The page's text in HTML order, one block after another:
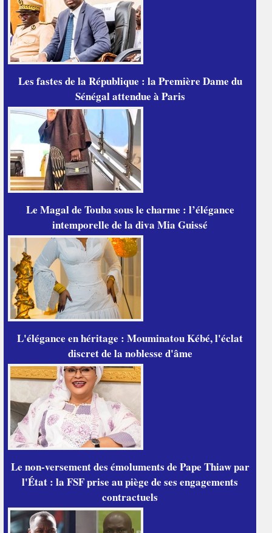
Les fastes de la République : la Première Dame du
Sénégal attendue à Paris
Le Magal de Touba sous le charme : l’élégance
intemporelle de la diva Mia Guissé
L'élégance en héritage : Mouminatou Kébé, l'éclat
discret de la noblesse d'âme
Le non-versement des émoluments de Pape Thiaw par
l'État : la FSF prise au piège de ses engagements
contractuels